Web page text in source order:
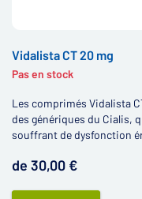
Vidalista CT 20 mg
Pas en stock
Les comprimés Vidalista
des génériques du Cialis,
souffrant de dysfonction
communément appelés «
de 30,00 €